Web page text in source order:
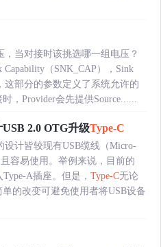
当对接时该挑选哪一组电压？
Capability（SNK_CAP），Sink
这部分的参数定义了系统允许的
，Provider会先提供Source......
2.0 OTG升级Type-C
设计皆较现有USB缆线（Micro-
容易使用。举例来说，目前的
A插座。但是， Type-C无论
的改变可避免使用者将USB设备